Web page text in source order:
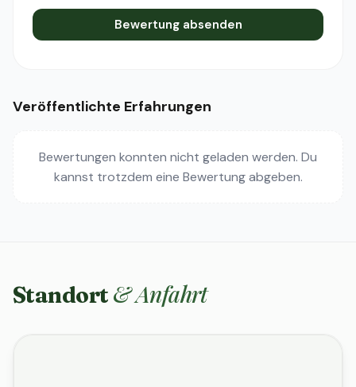
Bewertung absenden
Veröffentlichte Erfahrungen
Bewertungen konnten nicht geladen werden. Du
kannst trotzdem eine Bewertung abgeben.
Standort & Anfahrt